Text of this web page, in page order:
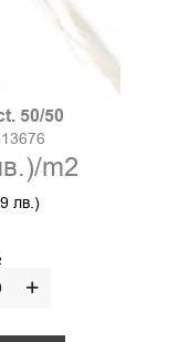
50/50
/m2
лв.)